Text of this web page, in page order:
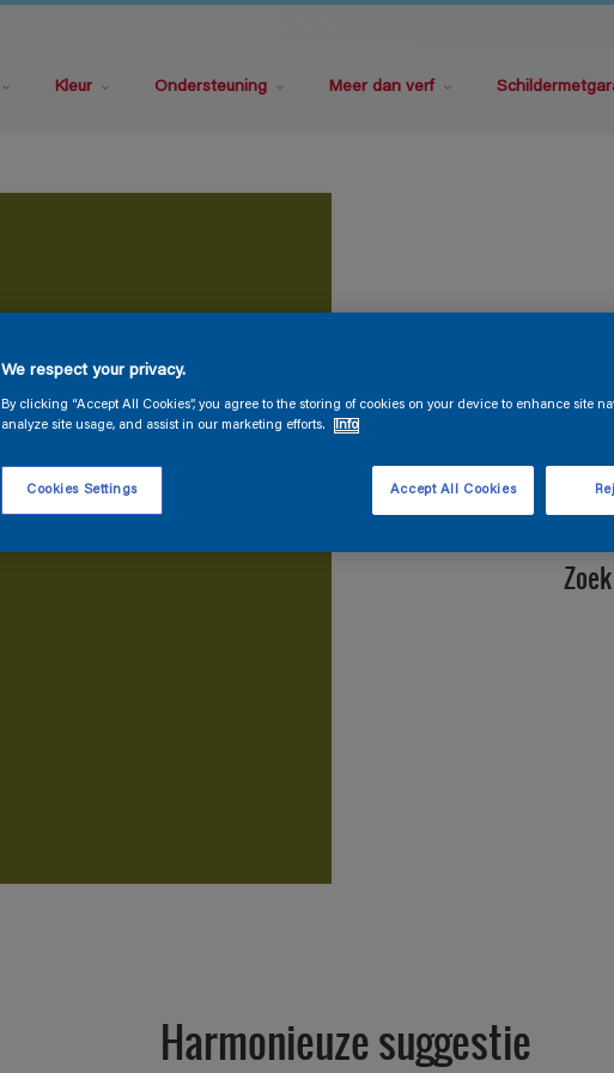
Kleur Ondersteuning Meer dan verf
Harmonieuze suggestie
We respect your privacy.
By clicking “Accept All Cookies”, you agree to the storing of cookies on your device to enhance site
analyze site usage, and assist in our marketing efforts.
Info
Cookies Settings Accept All Cookies